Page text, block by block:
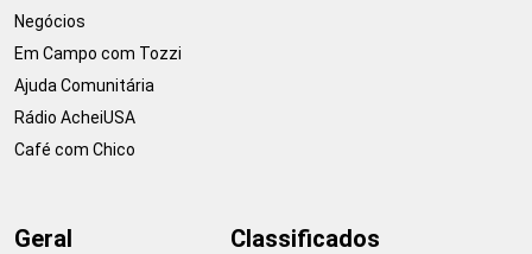
Negócios
Em Campo com Tozzi
Ajuda Comunitária
Rádio AcheiUSA
Café com Chico
Geral Classificados